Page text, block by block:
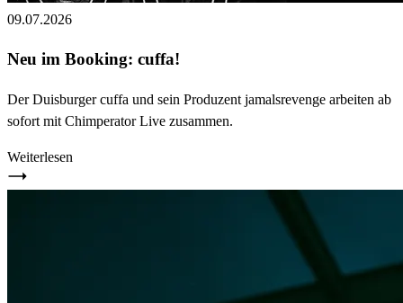
09.07.2026
Neu im Booking: cuffa!
Der Duisburger cuffa und sein Produzent jamalsrevenge arbeiten ab
sofort mit Chimperator Live zusammen.
Weiterlesen